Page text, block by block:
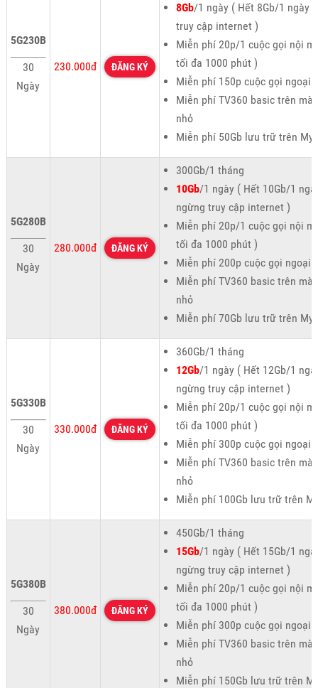
5G230B
30
Ngày
230.000đ ĐĂNG KÝ
8Gb/1 ngày ( Hết 8Gb/1 ngày
truy cập internet )
Miễn phí 20p/1 cuộc gọi nội
tối đa 1000 phút )
Miễn phí 150p cuộc gọi ngoại
Miễn phí TV360 basic trên
nhỏ
Miễn phí 50Gb lưu trữ trên
5G280B
30
Ngày
280.000đ ĐĂNG KÝ
300Gb/1 tháng
10Gb/1 ngày ( Hết 10Gb/1
ngừng truy cập internet )
Miễn phí 20p/1 cuộc gọi nội
tối đa 1000 phút )
Miễn phí 200p cuộc gọi ngoại
Miễn phí TV360 basic trên
nhỏ
Miễn phí 70Gb lưu trữ trên
5G330B
30
Ngày
330.000đ ĐĂNG KÝ
360Gb/1 tháng
12Gb/1 ngày ( Hết 12Gb/1
ngừng truy cập internet )
Miễn phí 20p/1 cuộc gọi nội
tối đa 1000 phút )
Miễn phí 300p cuộc gọi ngoại
Miễn phí TV360 basic trên
nhỏ
Miễn phí 100Gb lưu trữ trên
5G380B
30
Ngày
380.000đ ĐĂNG KÝ
450Gb/1 tháng
15Gb/1 ngày ( Hết 15Gb/1
ngừng truy cập internet )
Miễn phí 20p/1 cuộc gọi nội
tối đa 1000 phút )
Miễn phí 300p cuộc gọi ngoại
Miễn phí TV360 basic trên
nhỏ
Miễn phí 150Gb lưu trữ trên